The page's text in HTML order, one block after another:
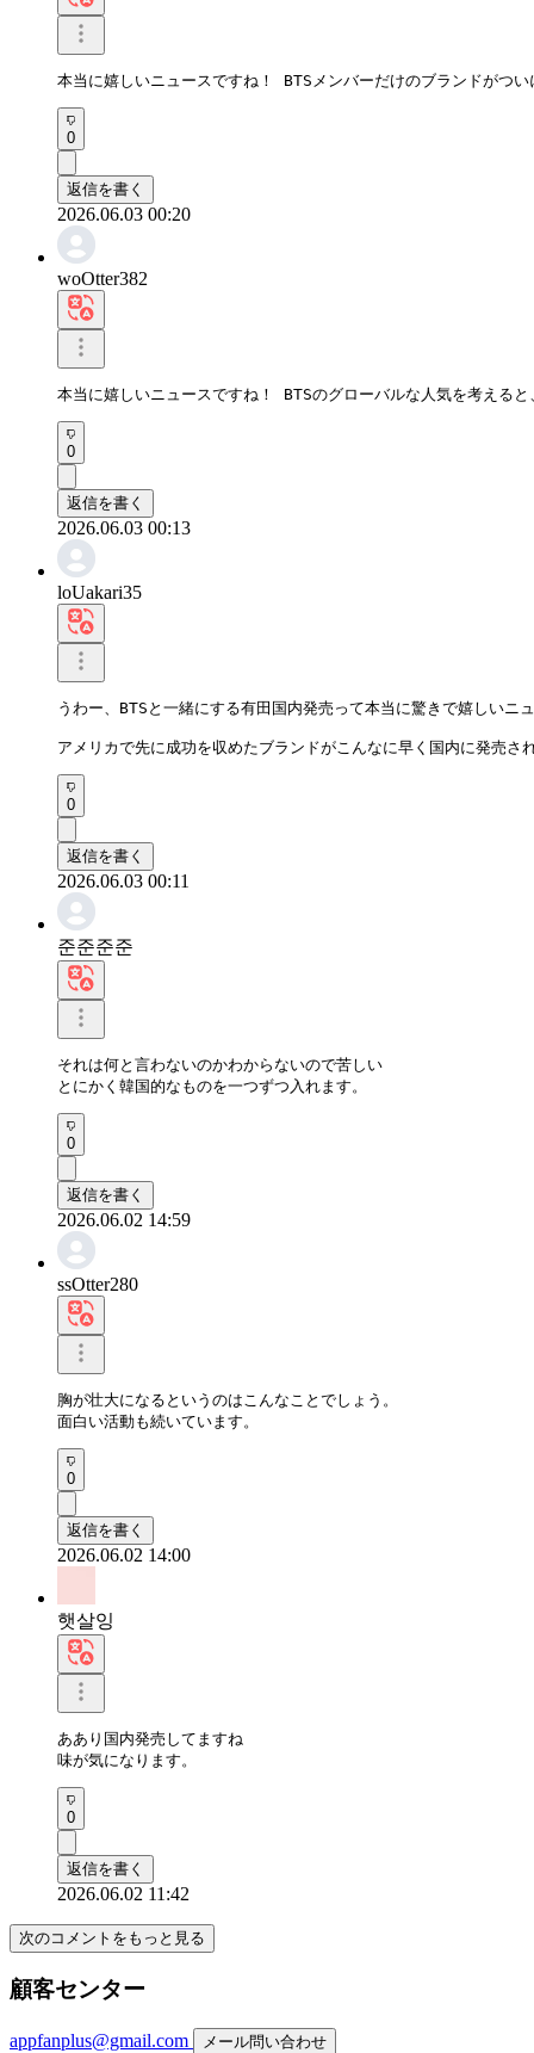
本当に嬉しいニュースですね！ BTSメンバーだけのブランドがつ
0
返信を書く
2026.06.03 00:20
woOtter382
本当に嬉しいニュースですね！ BTSのグローバルな人気を考える
0
返信を書く
2026.06.03 00:13
loUakari35
うわー、BTSと一緒にする有田国内発売って本当に驚きで嬉しいニ
アメリカで先に成功を収めたブランドがこんなに早く国内に発売さ
0
返信を書く
2026.06.03 00:11
준준준준
それは何と言わないのかわからないので苦しい
とにかく韓国的なものを一つずつ入れます。
0
返信を書く
2026.06.02 14:59
ssOtter280
胸が壮大になるというのはこんなことでしょう。
面白い活動も続いています。
0
返信を書く
2026.06.02 14:00
햇살잉
ああり国内発売してますね
味が気になります。
0
返信を書く
2026.06.02 11:42
次のコメントをもっと見る
顧客センター
appfanplus@gmail.com メール問い合わせ